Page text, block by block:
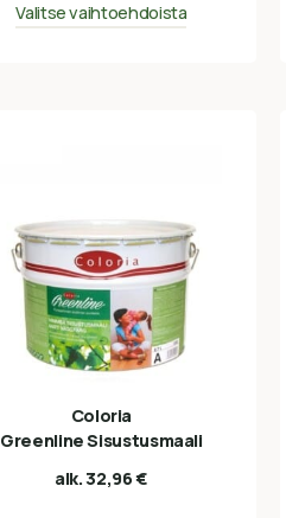
Valitse vaihtoehdoista
Coloria
Greenline Sisustusmaali
alk.32,96€